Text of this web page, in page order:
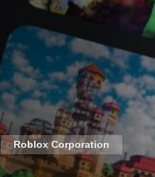
Roblox Corporation